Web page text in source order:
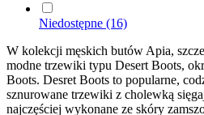
Niedostępne (16)
W kolekcji męskich butów Apia,
modne trzewiki typu Desert Boots,
Boots. Desret Boots to popularne,
sznurowane trzewiki z cholewką
najczęściej wykonane ze skóry